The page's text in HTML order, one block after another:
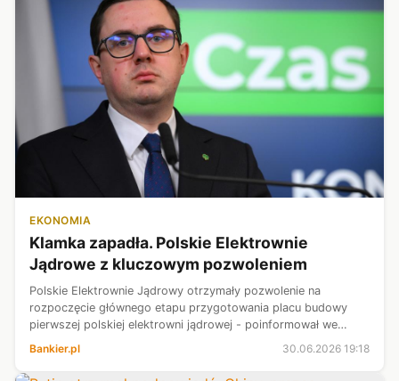
EKONOMIA
Klamka zapadła. Polskie Elektrownie
Jądrowe z kluczowym pozwoleniem
Polskie Elektrownie Jądrowy otrzymały pozwolenie na
rozpoczęcie głównego etapu przygotowania placu budowy
pierwszej polskiej elektrowni jądrowej - poinformował we
Bankier.pl 30.06.2026 19:18